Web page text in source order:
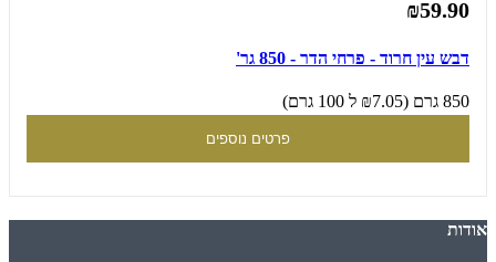
₪59.90
דבש עין חרוד - פרחי הדר - 850 גר'
850 גרם (₪7.05 ל 100 גרם)
פרטים נוספים
אודות